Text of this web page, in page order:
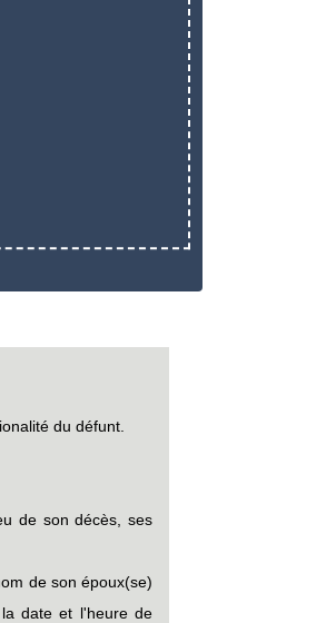
du défunt.
de son décès, ses
de son époux(se)
date et l'heure de